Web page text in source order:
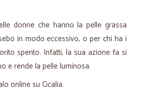
donne che hanno la pelle grassa
in modo eccessivo, o per chi ha i
spento. Infatti, la sua azione fa si
e rende la pelle luminosa.
online su Cicalia.